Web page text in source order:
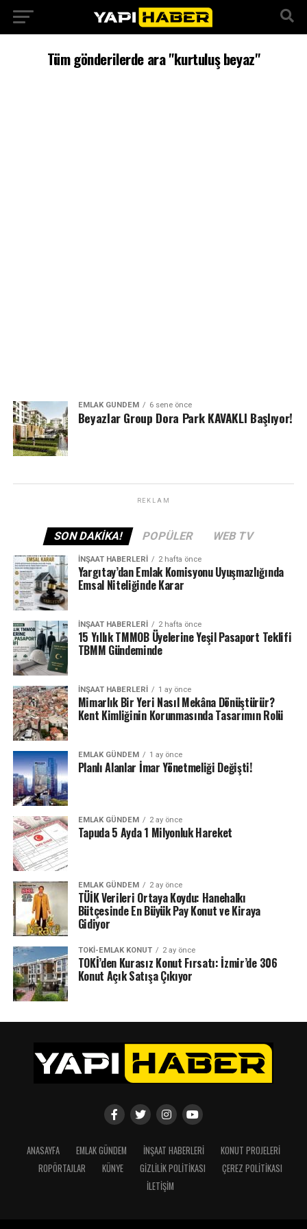
Tüm gönderilerde ara "kurtuluş beyaz"
EMLAK GÜNDEM 6 sene önce
Beyazlar Group Dora Park KAVAKLI Başlıyor!
REKLAM
SON DAKIKA! POPÜLER WEB TV
İNŞAAT HABERLERI 2 hafta önce
Yargıtay’dan Emlak Komisyonu Uyuşmazlığında
Emsal Niteliğinde Karar
İNŞAAT HABERLERI 2 hafta önce
15 Yıllık TMMOB Üyelerine Yeşil Pasaport Teklifi
TBMM Gündeminde
İNŞAAT HABERLERI 1 ay önce
Mimarlık Bir Yeri Nasıl Mekâna Dönüştürür?
Kent Kimliğinin Korunmasında Tasarımın Rolü
EMLAK GÜNDEM 1 ay önce
Planlı Alanlar İmar Yönetmeliği Değişti!
EMLAK GÜNDEM 2 ay önce
Tapuda 5 Ayda 1 Milyonluk Hareket
EMLAK GÜNDEM 2 ay önce
TÜİK Verileri Ortaya Koydu: Hanehalkı
Bütçesinde En Büyük Pay Konut ve Kiraya
Gidiyor
TOKI-EMLAK KONUT 2 ay önce
TOKİ’den Kurasız Konut Fırsatı: İzmir’de 306
Konut Açık Satışa Çıkıyor
ANASAYFA EMLAK GÜNDEM İNŞAAT HABERLERI
KONUT PROJELERI
ROPÖRTAJLAR
KÜNYE GIZLILIK POLITIKASI
ÇEREZ POLITIKASI
İLETIŞIM